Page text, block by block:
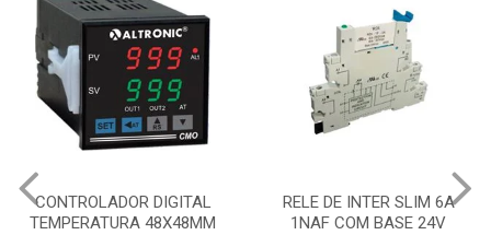
CONTROLADOR DIGITAL
TEMPERATURA 48X48MM
RELE DE INTER SLIM 6A
1NAF COM BASE 24V